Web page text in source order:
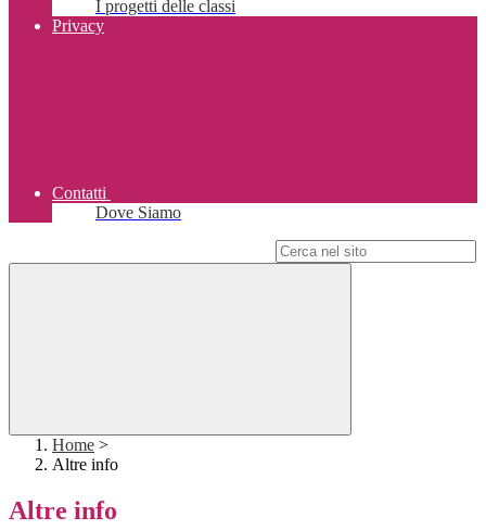
I progetti delle classi
Privacy
Contatti
Dove Siamo
Home >
Altre info
Altre info